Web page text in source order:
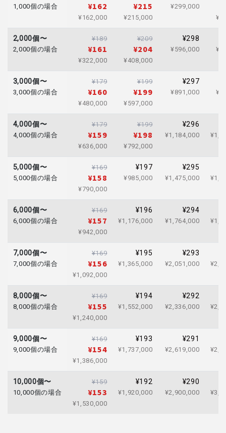
1,000個の場合 ¥162
¥162,000
¥215
¥215,000
¥299,000
2,000個〜
2,000個の場合
¥189
¥161
¥322,000
¥209
¥204
¥408,000
¥298
¥596,000
3,000個〜
3,000個の場合
¥179
¥160
¥480,000
¥199
¥199
¥597,000
¥297
¥891,000
4,000個〜
4,000個の場合
¥179
¥159
¥636,000
¥199
¥198
¥792,000
¥296
¥1,184,000
5,000個〜
5,000個の場合
¥169
¥158
¥790,000
¥197
¥985,000
¥295
¥1,475,000
6,000個〜
6,000個の場合
¥169
¥157
¥942,000
¥196
¥1,176,000
¥294
¥1,764,000
7,000個〜
7,000個の場合
¥169
¥156
¥1,092,000
¥195
¥1,365,000
¥293
¥2,051,000
8,000個〜
8,000個の場合
¥169
¥155
¥1,240,000
¥194
¥1,552,000
¥292
¥2,336,000
9,000個〜
9,000個の場合
¥169
¥154
¥1,386,000
¥193
¥1,737,000
¥291
¥2,619,000
10,000個〜
10,000個の場合
¥159
¥153
¥1,530,000
¥192
¥1,920,000
¥290
¥2,900,000